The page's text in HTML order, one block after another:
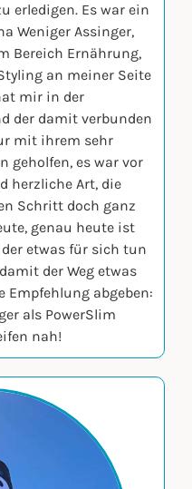
erledigen. Es war ein
Weniger Assinger,
Bereich Ernährung,
an meiner Seite
mir in der
der damit verbunden
mit ihrem sehr
geholfen, es war vor
herzliche Art, die
Schritt doch ganz
genau heute ist
der etwas für sich tun
der Weg etwas
abgeben:
als PowerSlim
nah!